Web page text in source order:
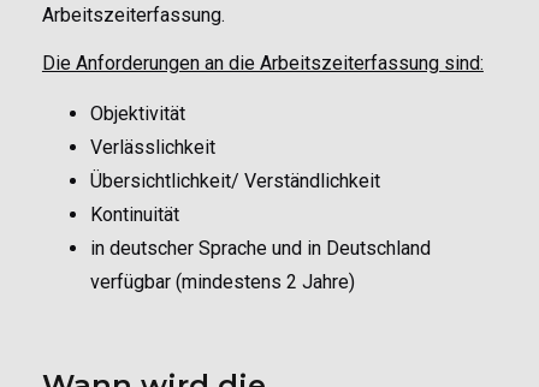
Arbeitszeiterfassung.
Die Anforderungen an die Arbeitszeiterfassung sind:
Objektivität
Verlässlichkeit
Übersichtlichkeit/ Verständlichkeit
Kontinuität
in deutscher Sprache und in Deutschland
verfügbar (mindestens 2 Jahre)